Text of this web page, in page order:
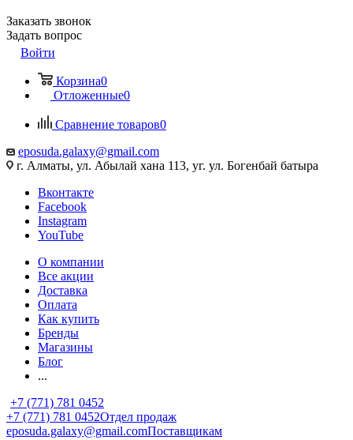
Заказать звонок
Задать вопрос
Войти
Корзина0
Отложенные0
Сравнение товаров0
eposuda.galaxy@gmail.com
г. Алматы, ул. Абылай хана 113, уг. ул. Богенбай батыра
Вконтакте
Facebook
Instagram
YouTube
О компании
Все акции
Доставка
Оплата
Как купить
Бренды
Магазины
Блог
...
+7 (771) 781 0452
+7 (771) 781 0452Отдел продаж
eposuda.galaxy@gmail.comПоставщикам